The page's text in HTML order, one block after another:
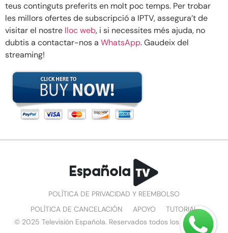
teus continguts preferits en molt poc temps. Per trobar
les millors ofertes de subscripció a IPTV, assegura’t de
visitar el nostre lloc web, i si necessites més ajuda, no
dubtis a contactar-nos a WhatsApp. Gaudeix del
streaming!
POLÍTICA DE PRIVACIDAD Y REEMBOLSO
POLÍTICA DE CANCELACIÓN
APOYO
TUTORIAL
© 2025 Televisión Española. Reservados todos los derechos.